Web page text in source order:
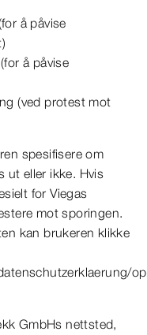
å påvise
å påvise
(ved protest mot
spesifisere om
ut eller ikke. Hvis
for Viegas
mot sporingen.
kan brukeren klikke
GmbHs nettsted,